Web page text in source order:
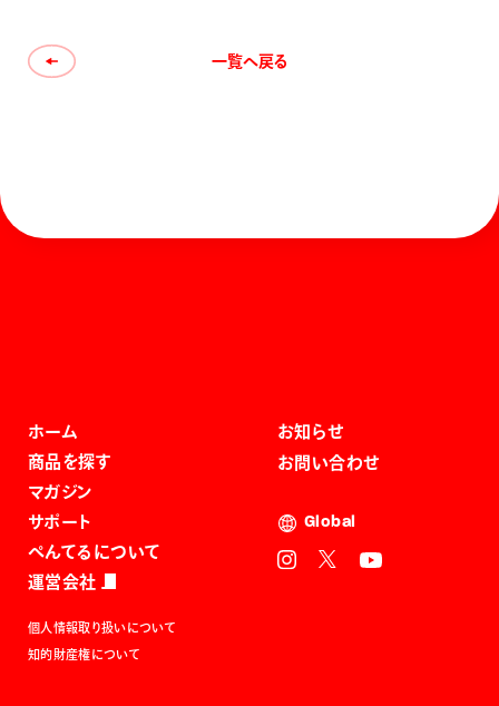
一覧へ戻る
ホーム
商品を探す
マガジン
サポート
ぺんてるについて
運営会社
お知らせ
お問い合わせ
Global
個人情報取り扱いについて
知的財産権について